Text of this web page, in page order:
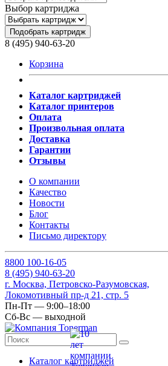
Выбор картриджа
Подобрать картридж
8 (495) 940-63-20
Корзина
Каталог картриджей
Каталог принтеров
Оплата
Произвольная оплата
Доставка
Гарантии
Отзывы
О компании
Качество
Новости
Блог
Контакты
Письмо директору
8800 100-16-05
8 (495) 940-63-20
г. Москва, Петровско-Разумовская,
Локомотивный пр-д 21, стр. 5
Пн-Пт — 9:00–18:00
Сб-Вс — выходной
Каталог картриджей